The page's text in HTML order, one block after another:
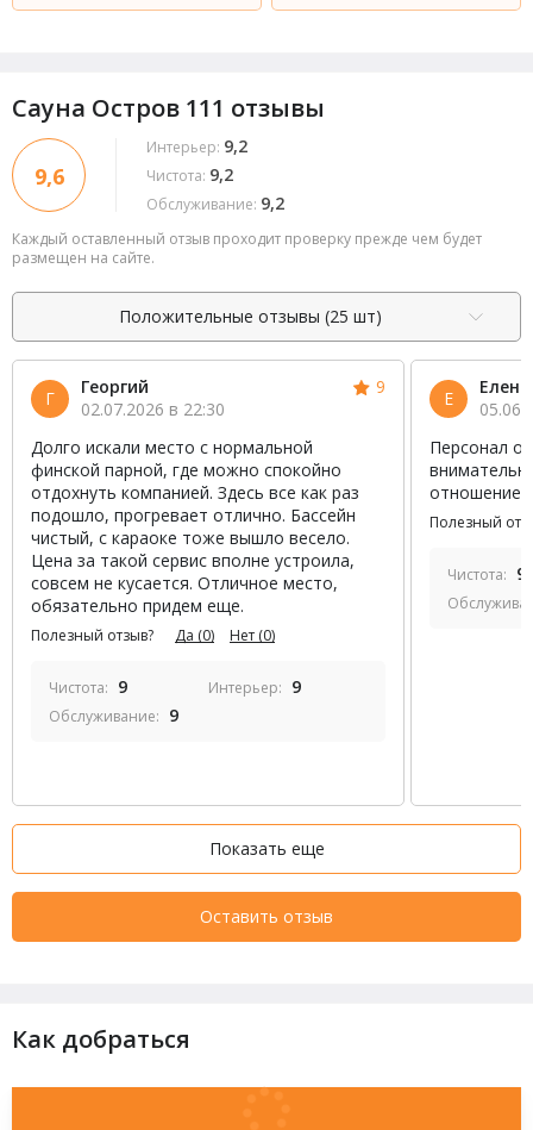
Сауна Остров 111 отзывы
9,6
Интерьер: 9,2
Чистота: 9,2
Обслуживание: 9,2
Каждый оставленный отзыв проходит проверку прежде чем будет
размещен на сайте.
Положительные отзывы (25 шт)
Г
Георгий
02.07.2026 в 22:30
9
Долго искали место с нормальной
финской парной, где можно спокойно
отдохнуть компанией. Здесь все как раз
подошло, прогревает отлично. Бассейн
чистый, с караоке тоже вышло весело.
Цена за такой сервис вполне устроила,
совсем не кусается. Отличное место,
обязательно придем еще.
Полезный отзыв? Да (0) Нет (0)
Чистота: 9 Интерьер: 9
Обслуживание: 9
Е
Елена
Персонал
отношение
Полезный
Чистота: 9
Показать еще
Оставить отзыв
Как добраться